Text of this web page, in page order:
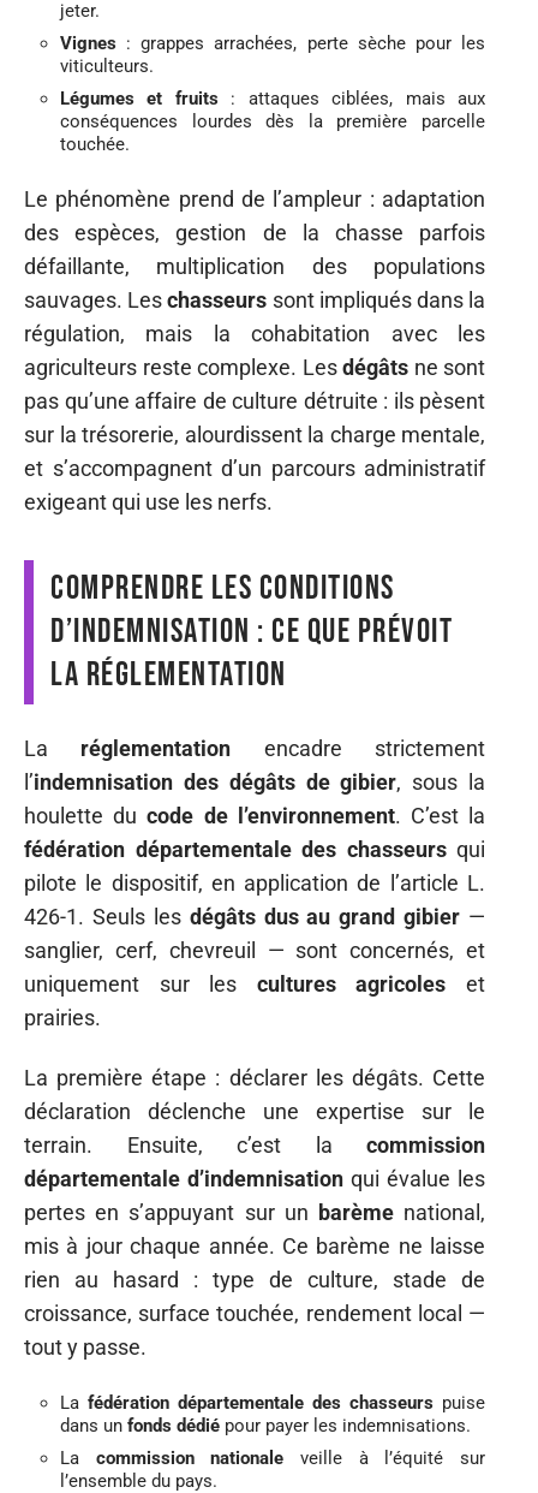
jeter.
Vignes : grappes arrachées, perte sèche pour les
viticulteurs.
Légumes et fruits : attaques ciblées, mais aux
conséquences lourdes dès la première parcelle
touchée.
Le phénomène prend de l’ampleur : adaptation
des espèces, gestion de la chasse parfois
défaillante, multiplication des populations
sauvages. Leschasseurs sont impliqués dans la
régulation, mais la cohabitation avec les
agriculteurs reste complexe. Lesdégâts ne sont
pas qu’une affaire de culture détruite : ils pèsent
sur la trésorerie, alourdissent la charge mentale,
et s’accompagnent d’un parcours administratif
exigeant qui use les nerfs.
Comprendre les conditions
d’indemnisation : ce que prévoit
la réglementation
La réglementation encadre strictement
l’indemnisation des dégâts de gibier, sous la
houlette ducode de l’environnement. C’est la
fédération départementale des chasseursqui
pilote le dispositif, en application de l’article L.
426-1. Seuls les dégâts dus au grand gibier —
sanglier, cerf, chevreuil — sont concernés, et
uniquement sur les cultures agricoles et
prairies.
La première étape : déclarer les dégâts. Cette
déclaration déclenche une expertise sur le
terrain. Ensuite, c’est la commission
départementale d’indemnisation qui évalue les
pertes en s’appuyant sur un barèmenational,
mis à jour chaque année. Ce barème ne laisse
rien au hasard : type de culture, stade de
croissance, surface touchée, rendement local —
tout y passe.
La fédération départementale des chasseurs puise
dans un fonds dédié pour payer les indemnisations.
La commission nationale veille à l’équité sur
l’ensemble du pays.